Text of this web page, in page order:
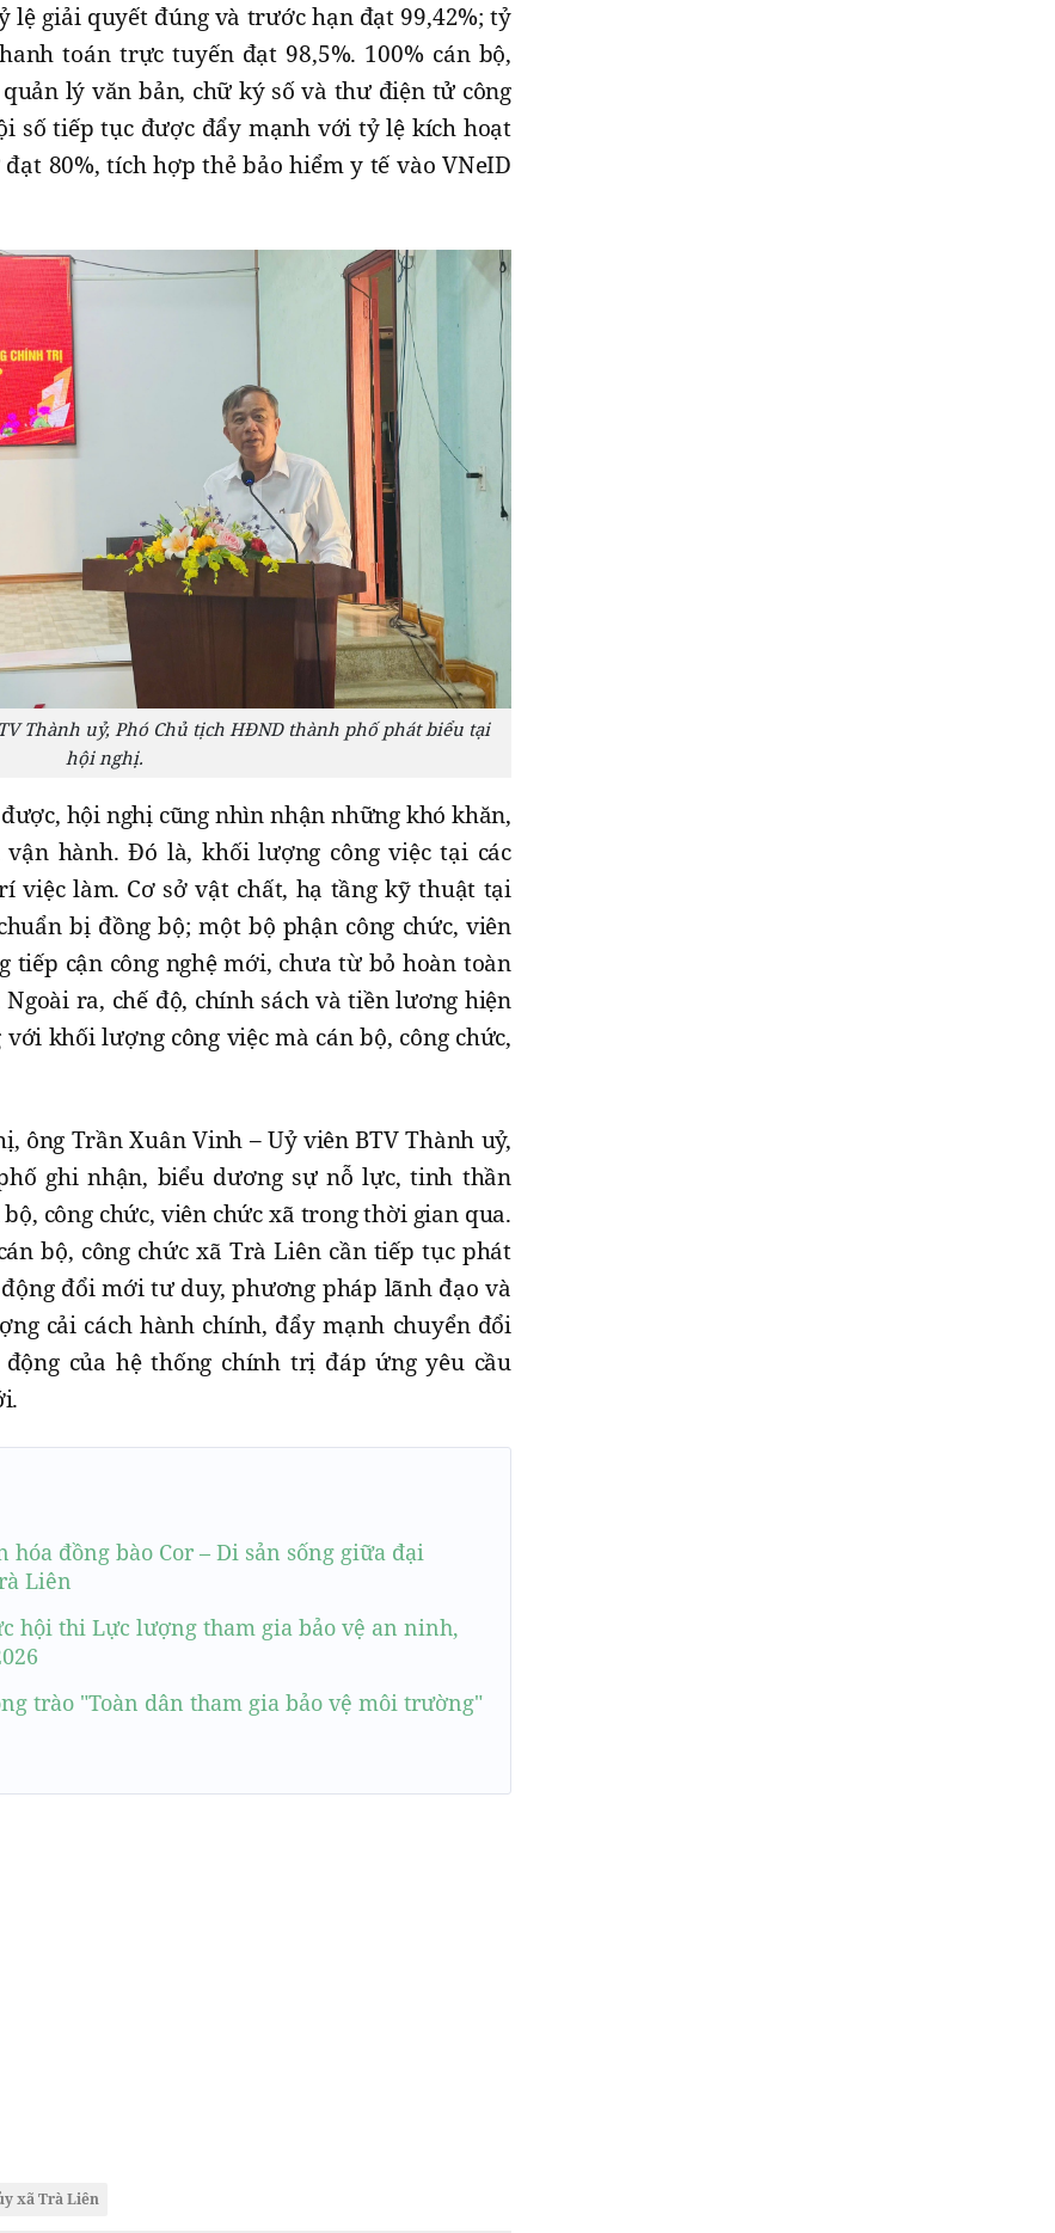
lệ giải quyết đúng và trước hạn đạt 99,42%; tỷ
toán trực tuyến đạt 98,5%. 100% cán bộ,
lý văn bản, chữ ký số và thư điện tử công
số tiếp tục được đẩy mạnh với tỷ lệ kích hoạt
80%, tích hợp thẻ bảo hiểm y tế vào VNeID
Thành uỷ, Phó Chủ tịch HĐND thành phố phát biểu tại
hội nghị.
hội nghị cũng nhìn nhận những khó khăn,
hành. Đó là, khối lượng công việc tại các
việc làm. Cơ sở vật chất, hạ tầng kỹ thuật tại
bị đồng bộ; một bộ phận công chức, viên
tiếp cận công nghệ mới, chưa từ bỏ hoàn toàn
ra, chế độ, chính sách và tiền lương hiện
khối lượng công việc mà cán bộ, công chức,
ông Trần Xuân Vinh – Uỷ viên BTV Thành uỷ,
ghi nhận, biểu dương sự nỗ lực, tinh thần
công chức, viên chức xã trong thời gian qua.
bộ, công chức xã Trà Liên cần tiếp tục phát
đổi mới tư duy, phương pháp lãnh đạo và
cải cách hành chính, đẩy mạnh chuyển đổi
của hệ thống chính trị đáp ứng yêu cầu
đồng bào Cor – Di sản sống giữa đại
Liên
hội thi Lực lượng tham gia bảo vệ an ninh,
trào "Toàn dân tham gia bảo vệ môi trường"
xã Trà Liên